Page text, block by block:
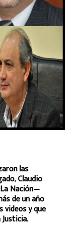
las
Claudio
Nación—
de un año
videos y que